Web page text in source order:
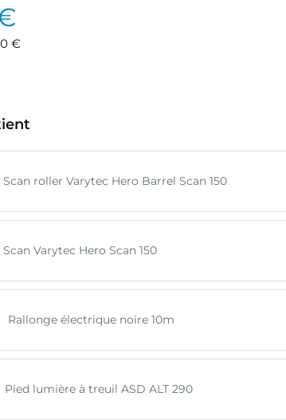
€
Scan roller Varytec Hero Barrel Scan 150
Scan Varytec Hero Scan 150
Rallonge électrique noire 10m
Pied lumière à treuil ASD ALT 290